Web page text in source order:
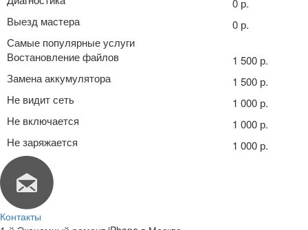
0 р.
Выезд мастера
0 р.
Самые популярные услуги
Востановление файлов
1 500 р.
Замена аккумулятора
1 500 р.
Не видит сеть
1 000 р.
Не включается
1 000 р.
Не заряжается
1 000 р.
Контакты